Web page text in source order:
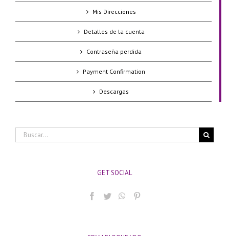
Mis Direcciones
Detalles de la cuenta
Contraseña perdida
Payment Confirmation
Descargas
Buscar:
GET SOCIAL